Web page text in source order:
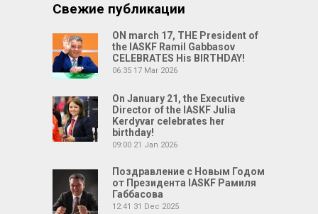
Свежие публикации
ON march 17, THE President of
the IASKF Ramil Gabbasov
CELEBRATES His BIRTHDAY!
06:35 17 Mar 2026
On January 21, the Executive
Director of the IASKF Julia
Kerdyvar celebrates her
birthday!
09:00 21 Jan 2026
Поздравление с Новым Годом
от Президента IASKF Рамиля
Габбасова
12:41 31 Dec 2025